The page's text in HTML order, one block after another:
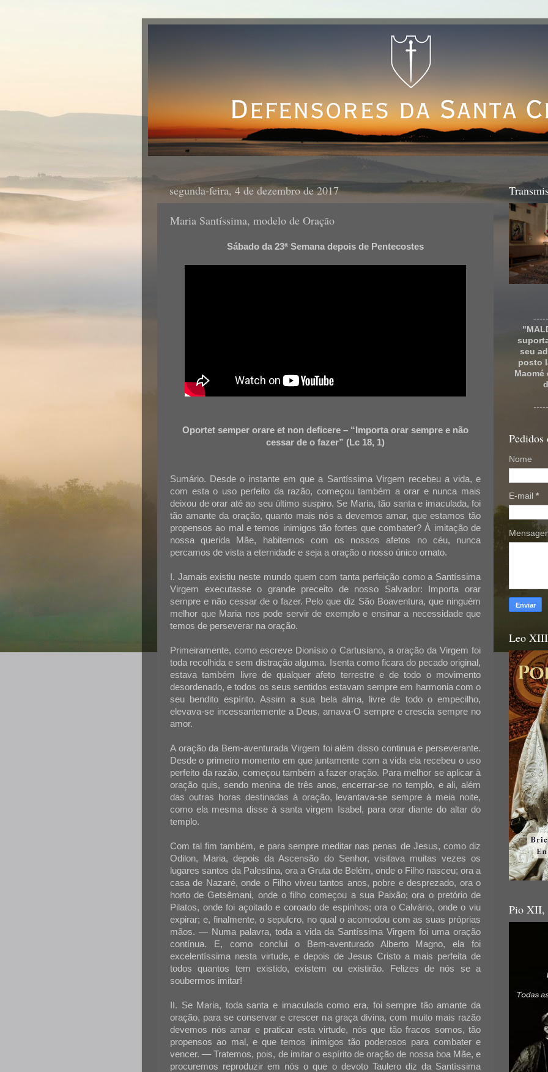
segunda-feira, 4 de dezembro de 2017
Maria Santíssima, modelo de Oração
Sábado da 23ª Semana depois de Pentecostes
Oportet semper orare et non deficere – “Importa orar sempre e não
cessar de o fazer” (Lc 18, 1)
Sumário. Desde o instante em que a Santíssima Virgem recebeu a vida, e
com esta o uso perfeito da razão, começou também a orar e nunca mais
deixou de orar até ao seu último suspiro. Se Maria, tão santa e imaculada, foi
tão amante da oração, quanto mais nós a devemos amar, que estamos tão
propensos ao mal e temos inimigos tão fortes que combater? À imitação de
nossa querida Mãe, habitemos com os nossos afetos no céu, nunca
percamos de vista a eternidade e seja a oração o nosso único ornato.
I. Jamais existiu neste mundo quem com tanta perfeição como a Santíssima
Virgem executasse o grande preceito de nosso Salvador: Importa orar
sempre e não cessar de o fazer. Pelo que diz São Boaventura, que ninguém
melhor que Maria nos pode servir de exemplo e ensinar a necessidade que
temos de perseverar na oração.
Primeiramente, como escreve Dionísio o Cartusiano, a oração da Virgem foi
toda recolhida e sem distração alguma. Isenta como ficara do pecado original,
estava também livre de qualquer afeto terrestre e de todo o movimento
desordenado, e todos os seus sentidos estavam sempre em harmonia com o
seu bendito espírito. Assim a sua bela alma, livre de todo o empecilho,
elevava-se incessantemente a Deus, amava-O sempre e crescia sempre no
amor.
A oração da Bem-aventurada Virgem foi além disso continua e perseverante.
Desde o primeiro momento em que juntamente com a vida ela recebeu o uso
perfeito da razão, começou também a fazer oração. Para melhor se aplicar à
oração quis, sendo menina de três anos, encerrar-se no templo, e ali, além
das outras horas destinadas à oração, levantava-se sempre à meia noite,
como ela mesma disse à santa virgem Isabel, para orar diante do altar do
templo.
Com tal fim também, e para sempre meditar nas penas de Jesus, como diz
Odilon, Maria, depois da Ascensão do Senhor, visitava muitas vezes os
lugares santos da Palestina, ora a Gruta de Belém, onde o Filho nasceu; ora a
casa de Nazaré, onde o Filho viveu tantos anos, pobre e desprezado, ora o
horto de Getsêmani, onde o filho começou a sua Paixão; ora o pretório de
Pilatos, onde foi açoitado e coroado de espinhos; ora o Calvário, onde o viu
expirar; e, finalmente, o sepulcro, no qual o acomodou com as suas próprias
mãos. — Numa palavra, toda a vida da Santíssima Virgem foi uma oração
contínua. E, como conclui o Bem-aventurado Alberto Magno, ela foi
excelentíssima nesta virtude, e depois de Jesus Cristo a mais perfeita de
todos quantos tem existido, existem ou existirão. Felizes de nós se a
soubermos imitar!
II. Se Maria, toda santa e imaculada como era, foi sempre tão amante da
oração, para se conservar e crescer na graça divina, com muito mais razão
devemos nós amar e praticar esta virtude, nós que tão fracos somos, tão
propensos ao mal, e que temos inimigos tão poderosos para combater e
vencer. — Tratemos, pois, de imitar o espírito de oração de nossa boa Mãe, e
procuremos reproduzir em nós o que o devoto Taulero diz da Santíssima
seu
posto
Pedidos
Nome
E-mail *
Leo
Pio XII,